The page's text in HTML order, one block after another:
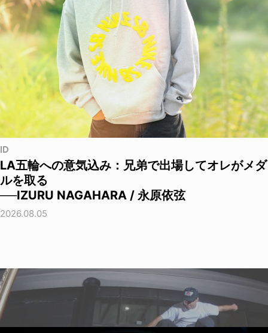
ID
LA五輪への意気込み：兄弟で出場してオレがメダ
ルを取る
──IZURU NAGAHARA / 永原依弦
2026.08.05